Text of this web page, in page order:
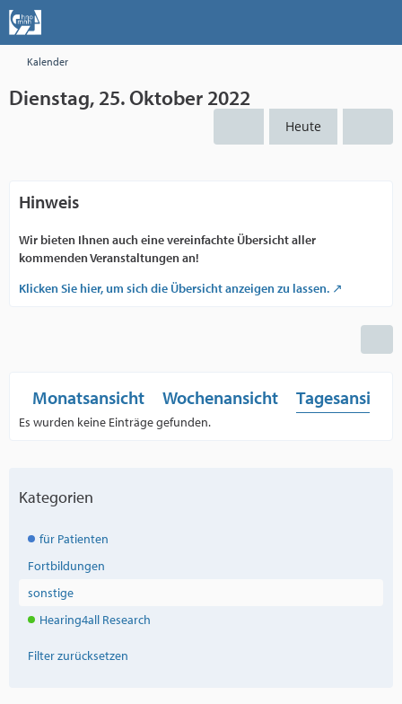
Kalender
Dienstag, 25. Oktober 2022
Heute
Hinweis
Wir bieten Ihnen auch eine vereinfachte Übersicht aller
kommenden Veranstaltungen an!
Klicken Sie hier, um sich die Übersicht anzeigen zu lassen.
Monatsansicht Wochenansicht Tagesansicht
Es wurden keine Einträge gefunden.
Kategorien
für Patienten
Fortbildungen
sonstige
Hearing4all Research
Filter zurücksetzen